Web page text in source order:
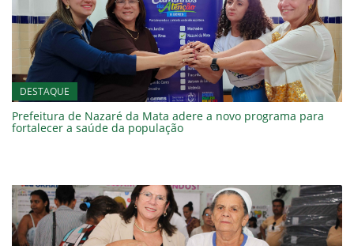
DESTAQUE
Prefeitura de Nazaré da Mata adere a novo programa para
fortalecer a saúde da população